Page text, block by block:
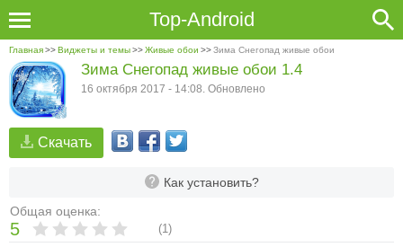
Top-Android
Главная>>Виджеты и темы>>Живые обои >>Зима Снегопад живые обои
Скачать
Как установить?
Общая оценка:
5 (1)
Зима Снегопад живые обои 1.4
16 октября 2017 - 14:08. Обновлено